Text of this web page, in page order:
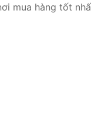
mua hàng tốt